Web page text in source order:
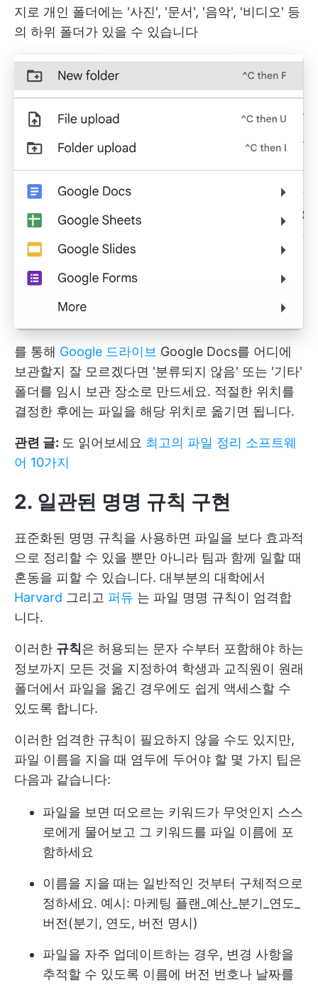
지로 개인 폴더에는 '사진', '문서', '음악', '비디오' 등
의 하위 폴더가 있을 수 있습니다
를 통해 Google 드라이브 Google Docs를 어디에
보관할지 잘 모르겠다면 '분류되지 않음' 또는 '기타'
폴더를 임시 보관 장소로 만드세요. 적절한 위치를
결정한 후에는 파일을 해당 위치로 옮기면 됩니다.
관련 글: 도 읽어보세요 최고의 파일 정리 소프트웨
어 10가지
2. 일관된 명명 규칙 구현
표준화된 명명 규칙을 사용하면 파일을 보다 효과적
으로 정리할 수 있을 뿐만 아니라 팀과 함께 일할 때
혼동을 피할 수 있습니다. 대부분의 대학에서
Harvard 그리고 퍼듀 는 파일 명명 규칙이 엄격합
니다.
이러한 규칙은 허용되는 문자 수부터 포함해야 하는
정보까지 모든 것을 지정하여 학생과 교직원이 원래
폴더에서 파일을 옮긴 경우에도 쉽게 액세스할 수
있도록 합니다.
이러한 엄격한 규칙이 필요하지 않을 수도 있지만,
파일 이름을 지을 때 염두에 두어야 할 몇 가지 팁은
다음과 같습니다:
파일을 보면 떠오르는 키워드가 무엇인지 스스
로에게 물어보고 그 키워드를 파일 이름에 포
함하세요
이름을 지을 때는 일반적인 것부터 구체적으로
정하세요. 예시: 마케팅 플랜_예산_분기_연도_
버전(분기, 연도, 버전 명시)
파일을 자주 업데이트하는 경우, 변경 사항을
추적할 수 있도록 이름에 버전 번호나 날짜를